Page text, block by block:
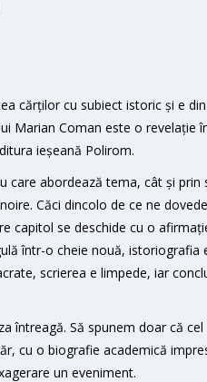
cărților cu subiect istoric și e
Marian Coman este o revelație
ieșeană Polirom.
care abordează tema, cât și prin
Căci dincolo de ce ne
capitol se deschide cu o
într-o cheie nouă, istoriografia
scrierea e limpede, iar
întreagă. Să spunem doar că cel
cu o biografie academică
un eveniment.